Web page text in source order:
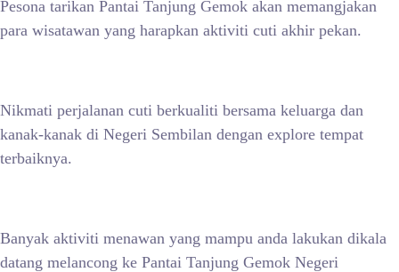
Pesona tarikan Pantai Tanjung Gemok akan memangjakan
para wisatawan yang harapkan aktiviti cuti akhir pekan.
Nikmati perjalanan cuti berkualiti bersama keluarga dan
kanak-kanak di Negeri Sembilan dengan explore tempat
terbaiknya.
Banyak aktiviti menawan yang mampu anda lakukan dikala
datang melancong ke Pantai Tanjung Gemok Negeri